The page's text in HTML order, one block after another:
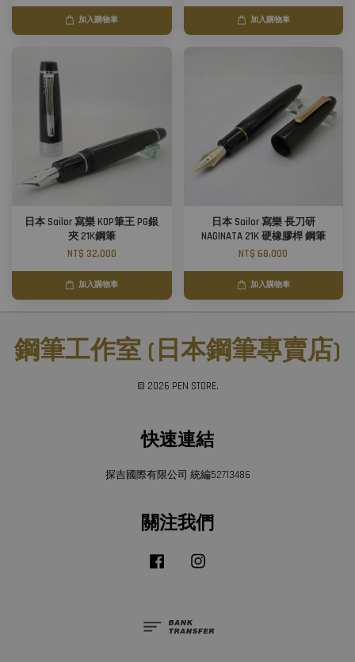
加入購物車 加入購物車
日本 Sailor 寫樂 KOP筆王 PG銀
夾 21K鋼筆
NT$ 32,000
加入購物車
日本 Sailor 寫樂 長刀研
NAGINATA 21K 硬橡膠桿 鋼筆
NT$ 68,000
加入購物車
鋼筆工作室 (日本鋼筆專賣店)
© 2026 PEN STORE.
快速連結
探吉國際有限公司 統編52713486
關注我們
Facebook